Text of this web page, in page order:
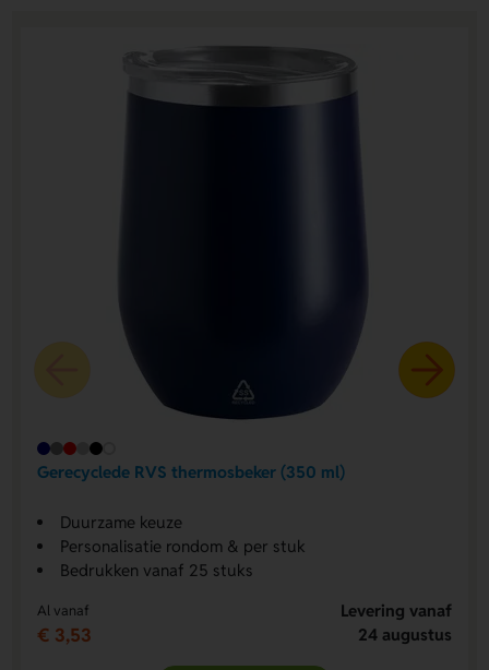
Gerecyclede RVS thermosbeker (350 ml)
Duurzame keuze
Personalisatie rondom & per stuk
Bedrukken vanaf 25 stuks
Al vanaf
€ 3,53
Levering vanaf
24 augustus